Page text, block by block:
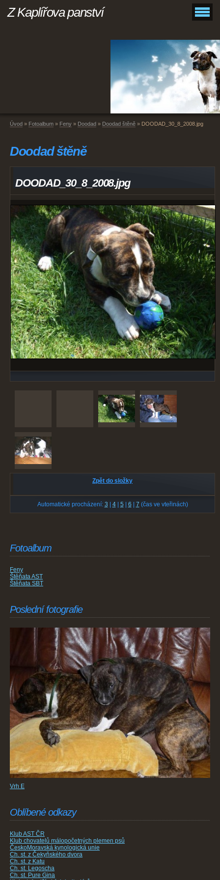
Z Kaplířova panství
Úvod » Fotoalbum » Feny » Doodad » Doodad štěně » DOODAD_30_8_2008.jpg
Doodad štěně
DOODAD_30_8_2008.jpg
Zpět do složky
Automatické procházení: 3 4| 5 6 7 (čas ve vteřinách)
Fotoalbum
Feny
Štěňata AST
Štěňata SBT
Poslední fotografie
Vrh E
Oblíbené odkazy
Klub AST ČR
Klub chovatelů málopočetných plemen psů
ČeskoMoravská kynologická unie
Ch. st. z Čekyňského dvora
Ch. st. z Katu
Ch. st. Legoscha
Ch. st. Pure Gina